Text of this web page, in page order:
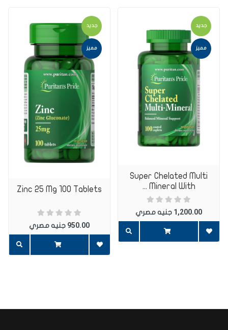
اختر تقييم
اضافة تعليق
اضف تعليق
جديد
مميز
Super Chelated Multi
Mineral With ...
1,200.00 جنيه مصري
جديد
مميز
Zinc 25 Mg 100 Tablets
950.00 جنيه مصري